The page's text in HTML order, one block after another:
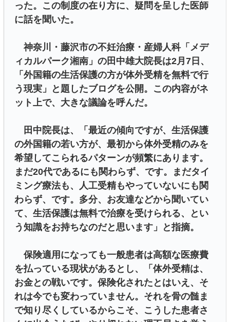
った。この制度の在り方に、疑問を呈した医師
に話を聞いた。
神奈川・藤沢市の不妊治療・産婦人科「メデ
ィカルパーク湘南」の田中雄大院長は2月7日、
「外国籍の生活保護の方が体外受精を無料で行
う現実」と題したブログを公開。この内容がネ
ット上で、大きな議論を呼んだ。
田中院長は、「最近の傾向ですが、生活保護
の外国籍の若い方が、最初から体外受精のみを
希望してこられるパターンが頻繁にあります。
まだ20代であるにも関わらず、です。まだタイ
ミング療法も、人工受精もやっていないにも関
わらず、です。多分、お友達などから聞いてい
て、生活保護は無料で治療を受けられる、とい
う知識をお持ちなのだと思います」と指摘。
保険適用になっても一般患者は高額な医療費
を払っている現状があるとし、「体外受精は、
お金との戦いです。保険化されたとはいえ、そ
れは今でも変わっていません。それを骨の髄ま
で知り尽くしているからこそ、こうした患者さ